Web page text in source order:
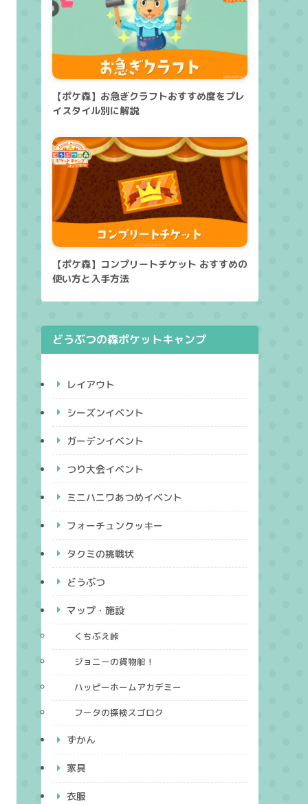
【ポケ森】お急ぎクラフトおすすめ度をプレ
イスタイル別に解説
【ポケ森】コンプリートチケット おすすめの
使い方と入手方法
どうぶつの森ポケットキャンプ
レイアウト
シーズンイベント
ガーデンイベント
つり大会イベント
ミニハニワあつめイベント
フォーチュンクッキー
タクミの挑戦状
どうぶつ
マップ・施設
くちぶえ峠
ジョニーの貨物船！
ハッピーホームアカデミー
フータの探検スゴロク
ずかん
家具
衣服